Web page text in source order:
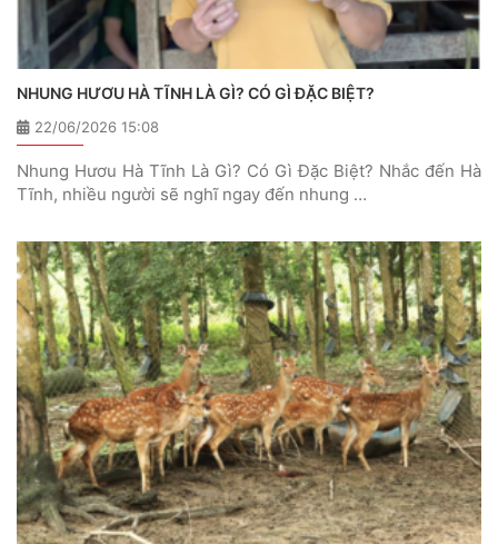
NHUNG HƯƠU HÀ TĨNH LÀ GÌ? CÓ GÌ ĐẶC BIỆT?
22/06/2026 15:08
Nhung Hươu Hà Tĩnh Là Gì? Có Gì Đặc Biệt? Nhắc đến Hà
Tĩnh, nhiều người sẽ nghĩ ngay đến nhung …